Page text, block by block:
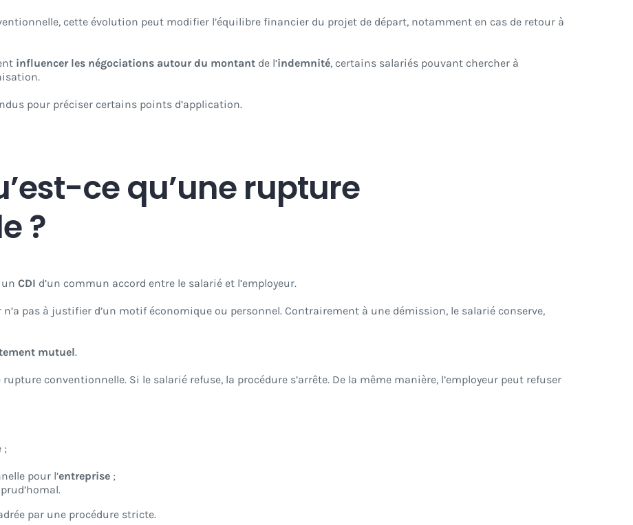
cette évolution peut modifier l’équilibre financier du projet de départ, notamment en cas de retour à
influencer les négociations autour du montant de l’indemnité, certains salariés pouvant chercher à
pour préciser certains points d’application.
ce qu’une rupture
?
CDI d’un commun accord entre le salarié et l’employeur.
pas à justifier d’un motif économique ou personnel. Contrairement à une démission, le salarié conserve,
mutuel.
conventionnelle. Si le salarié refuse, la procédure s’arrête. De la même manière, l’employeur peut refuser
;
pour l’entreprise ;
par une procédure stricte.